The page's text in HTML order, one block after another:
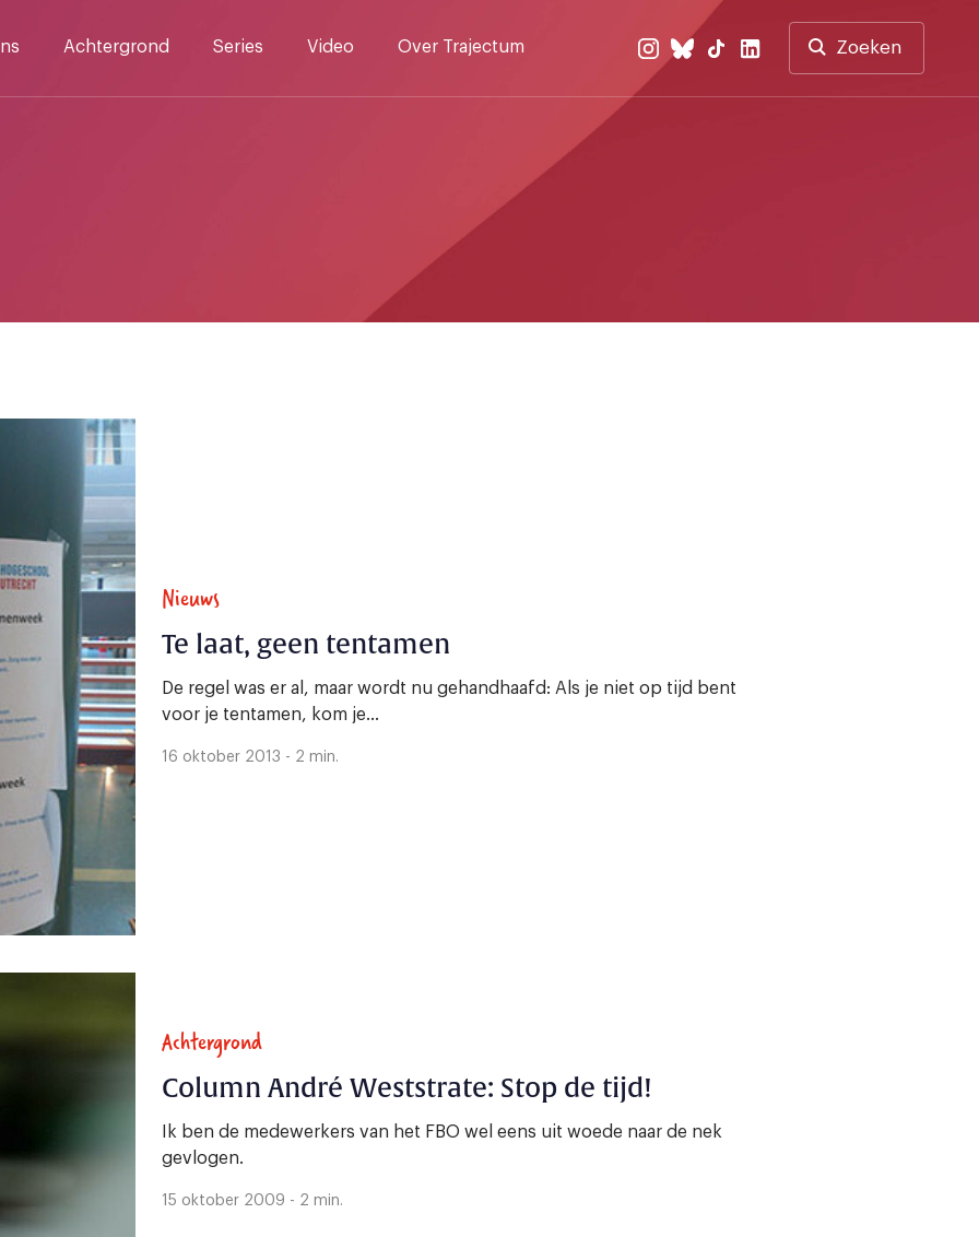
Achtergrond Series Video Over Trajectum Zoeken
Nieuws
Te laat, geen tentamen
De regel was er al, maar wordt nu gehandhaafd: Als je niet op tijd bent
voor je tentamen, kom je...
16 oktober 2013 - 2 min.
Achtergrond
Column André Weststrate: Stop de tijd!
Ik ben de medewerkers van het FBO wel eens uit woede naar de nek
gevlogen.
15 oktober 2009 - 2 min.